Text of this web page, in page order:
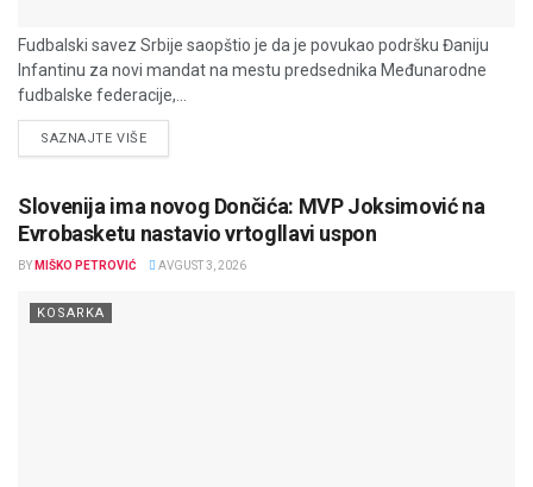
Fudbalski savez Srbije saopštio je da je povukao podršku Đaniju
Infantinu za novi mandat na mestu predsednika Međunarodne
fudbalske federacije,...
SAZNAJTE VIŠEDETAILS
Slovenija ima novog Dončića: MVP Joksimović na
Evrobasketu nastavio vrtogllavi uspon
BY MIŠKO PETROVIĆ AVGUST 3, 2026
KOSARKA